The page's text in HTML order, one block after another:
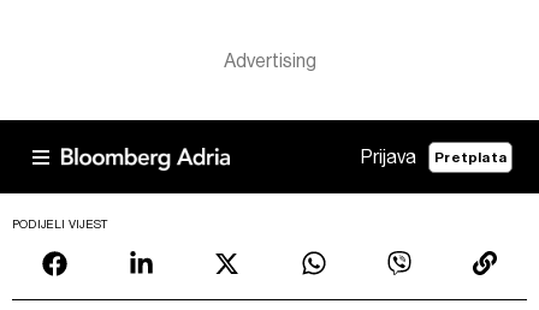
Prijava Pretplata
PODIJELI VIJEST